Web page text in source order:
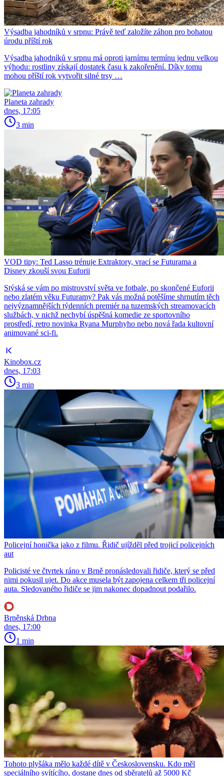
Výsadba jahodníků v srpnu: Právě teď založíte záhon pro bohatou
úrodu příští rok
Výsadba jahodníků v srpnu má oproti jarnímu termínu jednu velkou
výhodu: rostliny získají dostatek času k zakořenění. Díky tomu
mohou příští rok vytvořit silné trsy …
Planeta zahrady
dnes, 17:05
3 min
VOD tipy: Ted Lasso trénuje Extraktory, vrací se Futurama a
Disney zkouší svou Euforii
Stýská se vám po mistrovství světa ve fotbale, po skončené Euforii
nebo zlatém věku Futuramy? Pak vás možná potěšíme shrnutím těch
nejvýznamnějších týdenních premiér na tuzemských streamovacích
službách, v nichž nechybí úspěšná komedie ze sportovního
prostředí, retro novinka Ryana Murphyho nebo nová řada kultovní
animované sci-fi.
Kinobox.cz
dnes, 17:03
3 min
Policejní honička jako z filmu. Řidič ujížděl před trojicí policejních
aut
Policisté ve čtvrtek ráno v Brně pronásledovali řidiče, který se před
nimi pokusil ujet. Do akce musela být zapojena celkem tři policejní
auta. Sledovaného řidiče se jim nakonec dopadnout podařilo.
Brněnská Drbna
dnes, 17:00
1 min
Tohoto plyšáka mělo každé dítě v Československu. Kdo měl
speciálního svítícího, dostane dnes od sběratelů až 5000 Kč